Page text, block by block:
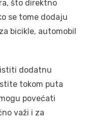
što direktno
se tome dodaju
bicikle, automobil
dodatnu
tokom puta
povećati
važi i za